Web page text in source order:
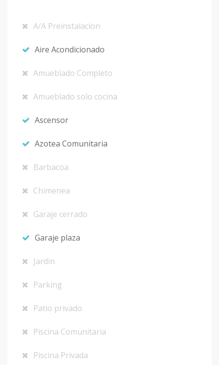
A/A Preinstalacion
Aire Acondicionado
Amueblado Completo
Amueblado solo cocina
Ascensor
Azotea Comunitaria
Barbacoa
Chimenea
Garaje cerrado
Garaje plaza
Jardin
Parking
Patio privado
Piscina Comunitaria
Piscina Privada